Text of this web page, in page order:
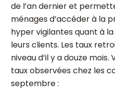
de l’an dernier et
ménages d’accéder à la
hyper vigilantes quant à
leurs clients. Les taux
niveau d’il y a douze
taux observées chez les
septembre :